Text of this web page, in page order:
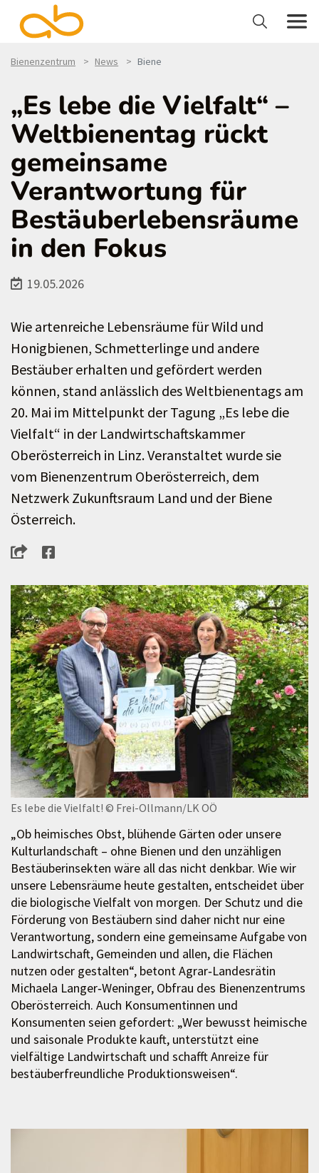
Bienenzentrum News Biene
„Es lebe die Vielfalt“ –
Weltbienentag rückt
gemeinsame
Verantwortung für
Bestäuberlebensräume
in den Fokus
19.05.2026
Wie artenreiche Lebensräume für Wild und
Honigbienen, Schmetterlinge und andere
Bestäuber erhalten und gefördert werden
können, stand anlässlich des Weltbienentags am
20. Mai im Mittelpunkt der Tagung „Es lebe die
Vielfalt“ in der Landwirtschaftskammer
Oberösterreich in Linz. Veranstaltet wurde sie
vom Bienenzentrum Oberösterreich, dem
Netzwerk Zukunftsraum Land und der Biene
Österreich.
Es lebe die Vielfalt! © Frei-Ollmann/LK OÖ
„Ob heimisches Obst, blühende Gärten oder unsere
Kulturlandschaft – ohne Bienen und den unzähligen
Bestäuberinsekten wäre all das nicht denkbar. Wie wir
unsere Lebensräume heute gestalten, entscheidet über
die biologische Vielfalt von morgen. Der Schutz und die
Förderung von Bestäubern sind daher nicht nur eine
Verantwortung, sondern eine gemeinsame Aufgabe von
Landwirtschaft, Gemeinden und allen, die Flächen
nutzen oder gestalten“, betont Agrar‑Landesrätin
Michaela Langer‑Weninger, Obfrau des Bienenzentrums
Oberösterreich. Auch Konsumentinnen und
Konsumenten seien gefordert: „Wer bewusst heimische
und saisonale Produkte kauft, unterstützt eine
vielfältige Landwirtschaft und schafft Anreize für
bestäuberfreundliche Produktionsweisen“.